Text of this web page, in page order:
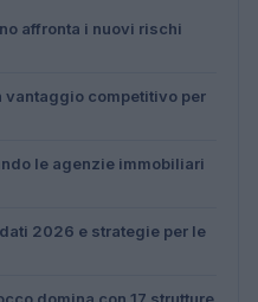
affronta i nuovi rischi
vantaggio competitivo per
le agenzie immobiliari
2026 e strategie per le